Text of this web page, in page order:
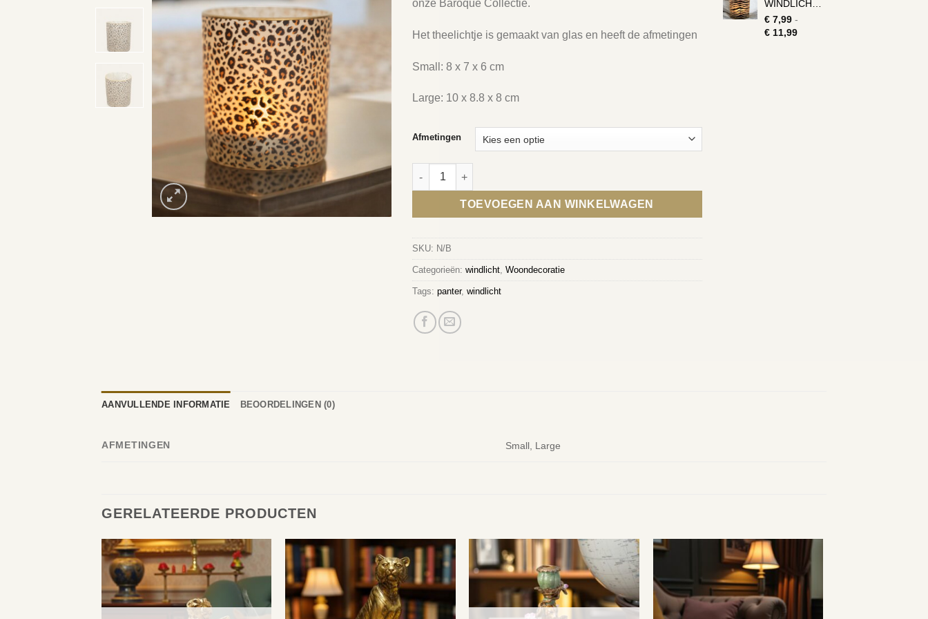
€ 11,99
onze Baroque Collectie.
Het theelichtje is gemaakt van glas en heeft de afmetingen
Small: 8 x 7 x 6 cm
Large: 10 x 8.8 x 8 cm
Afmetingen
PANTER WINDLICHTJE aantal
TOEVOEGEN AAN WINKELWAGEN
SKU: N/B
Categorieën: windlicht, Woondecoratie
Tags: panter, windlicht
WINDLICHTJE
€ 7,99 -
€ 11,99Prijsklasse:
AANVULLENDE INFORMATIE BEOORDELINGEN (0)
AFMETINGEN Small, Large
GERELATEERDE PRODUCTEN